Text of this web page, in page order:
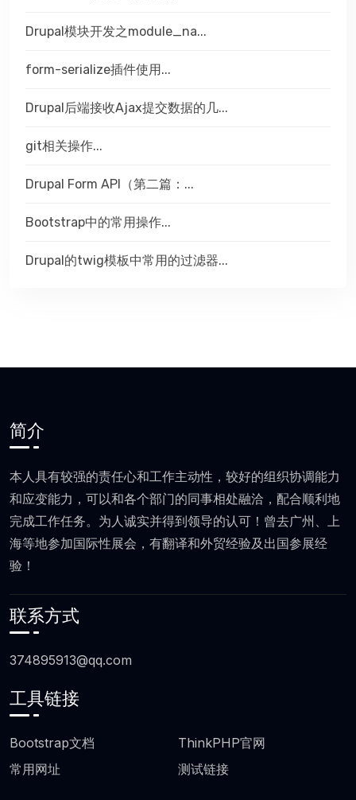
Drupal模块开发之module_na...
form-serialize插件使用...
Drupal后端接收Ajax提交数据的几...
git相关操作...
Drupal Form API（第二篇：...
Bootstrap中的常用操作...
Drupal的twig模板中常用的过滤器...
简介
本人具有较强的责任心和工作主动性，较好的组织协调能力
和应变能力，可以和各个部门的同事相处融洽，配合顺利地
完成工作任务。为人诚实并得到领导的认可！曾去广州、上
海等地参加国际性展会，有翻译和外贸经验及出国参展经
验！
联系方式
374895913@qq.com
工具链接
页脚工具链接
Bootstrap文档
ThinkPHP官网
常用网址
测试链接